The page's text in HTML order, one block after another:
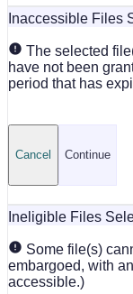
Inaccessible Files
The selected
have not been
period that has
Continue
Cancel
Ineligible Files
Some file(s)
embargoed, with
accessible.)